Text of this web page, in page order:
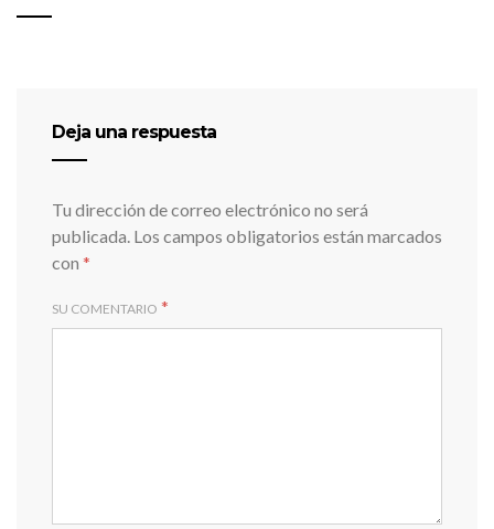
Deja una respuesta
Tu dirección de correo electrónico no será
publicada. Los campos obligatorios están marcados
con *
SU COMENTARIO *